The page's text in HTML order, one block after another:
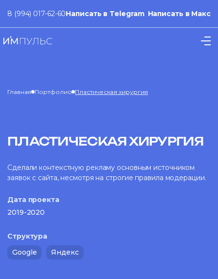
8 (994) 017-62-60Написать в Telegram Написать в Макс
Главная Портфолио Пластическая хирургия
ПЛАСТИЧЕСКАЯ ХИРУРГИЯ
Сделали контекстную рекламу основным источником
заявок с сайта, несмотря на строгие правила модерации.
Дата проекта
2019-2020
Структура
Google
Яндекс